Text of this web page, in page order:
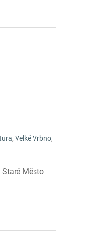
, Velké Vrbno,
Město